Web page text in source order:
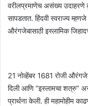
वरीलप्रमाणेच असंख्य उदाहरणे
सापडतात. हिंदवी स्वराज्य
औरंगजेबासाठी इस्लामिक
21 नोव्हेंबर 1681 रोजी
दिली आणि “इस्लामचा शत्रु”
प्रार्थना केली. ही महामोहीम